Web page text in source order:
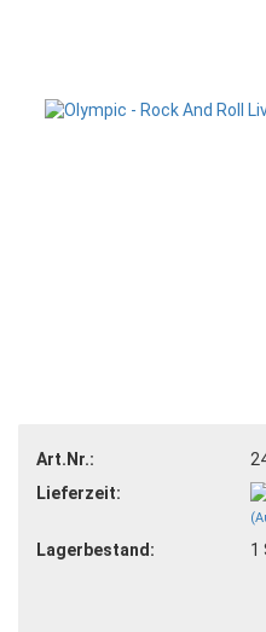
Art.Nr.:
Lieferzeit:
Lagerbestand: 1